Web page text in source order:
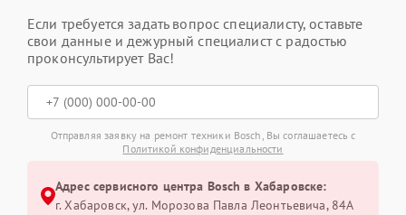
Если требуется задать вопрос специалисту, оставьте
свои данные и дежурный специалист с радостью
проконсультирует Вас!
Отправляя заявку на ремонт техники Bosch, Вы соглашаетесь с
Политикой конфиденциальности
Адрес сервисного центра Bosch в Хабаровске:
г. Хабаровск, ул. Морозова Павла Леонтьевича, 84А